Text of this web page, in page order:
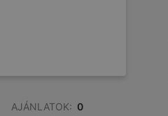
AJÁNLATOK: 0